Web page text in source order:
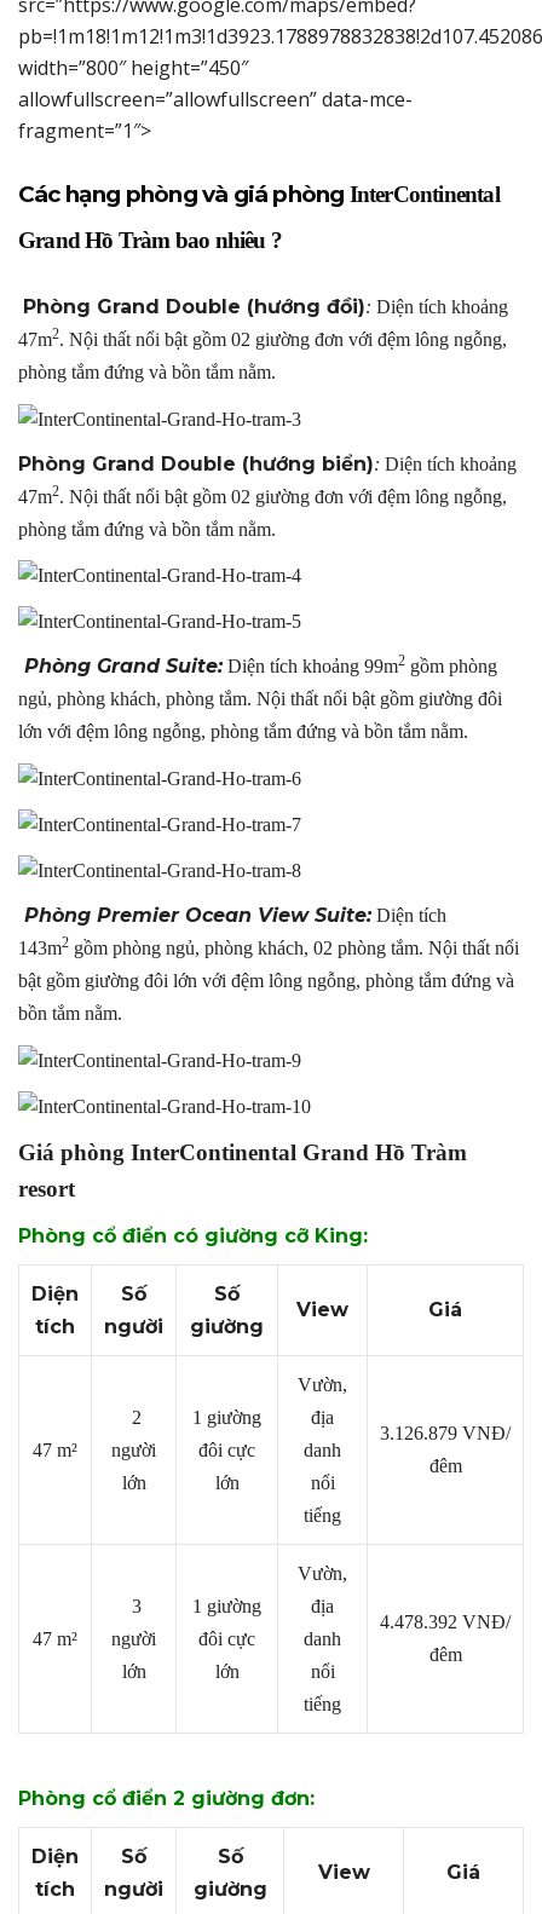
width=”800″ height=”450″
allowfullscreen=”allowfullscreen” data-mce-
fragment=”1″>
Các hạng phòng và giá phòng InterContinental
Grand Hồ Tràm bao nhiêu ?
Phòng Grand Double (hướng đồi): Diện tích khoảng
47m2. Nội thất nổi bật gồm 02 giường đơn với đệm lông ngỗng,
phòng tắm đứng và bồn tắm nằm.
Phòng Grand Double (hướng biển): Diện tích khoảng
47m2. Nội thất nổi bật gồm 02 giường đơn với đệm lông ngỗng,
phòng tắm đứng và bồn tắm nằm.
Phòng Grand Suite:Diện tích khoảng 99m2 gồm phòng
ngủ, phòng khách, phòng tắm. Nội thất nổi bật gồm giường đôi
lớn với đệm lông ngỗng, phòng tắm đứng và bồn tắm nằm.
Phòng Premier Ocean View Suite:Diện tích
143m2 gồm phòng ngủ, phòng khách, 02 phòng tắm. Nội thất nổi
bật gồm giường đôi lớn với đệm lông ngỗng, phòng tắm đứng và
bồn tắm nằm.
Giá phòng InterContinental Grand Hồ Tràm
resort
Phòng cổ điển có giường cỡ King:
Diện
tích
Số
người
Số
giường
View Giá
47 m²
2
người
lớn
1 giường
đôi cực
lớn
Vườn,
địa
danh
nổi
tiếng
3.126.879 VNĐ/
đêm
47 m²
3
người
lớn
1 giường
đôi cực
lớn
Vườn,
địa
danh
nổi
tiếng
4.478.392 VNĐ/
đêm
Phòng cổ điển 2 giường đơn:
Diện
tích
Số
người
Số
giường
View Giá